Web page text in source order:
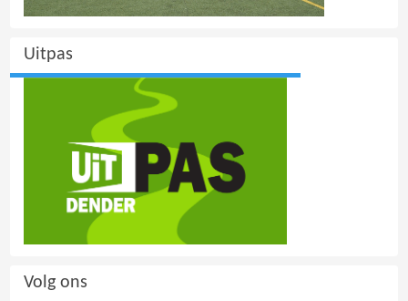
Uitpas
Volg ons